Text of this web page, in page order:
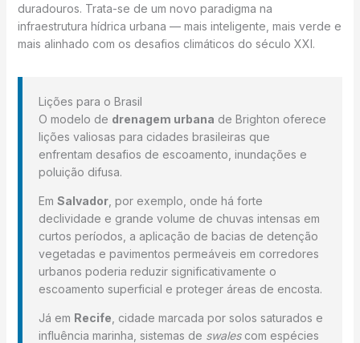
duradouros. Trata-se de um novo paradigma na
infraestrutura hídrica urbana — mais inteligente, mais verde e
mais alinhado com os desafios climáticos do século XXI.
Lições para o Brasil
O modelo de drenagem urbana de Brighton oferece
lições valiosas para cidades brasileiras que
enfrentam desafios de escoamento, inundações e
poluição difusa.
Em Salvador, por exemplo, onde há forte
declividade e grande volume de chuvas intensas em
curtos períodos, a aplicação de bacias de detenção
vegetadas e pavimentos permeáveis em corredores
urbanos poderia reduzir significativamente o
escoamento superficial e proteger áreas de encosta.
Já em Recife , cidade marcada por solos saturados e
influência marinha, sistemas de swalescom espécies